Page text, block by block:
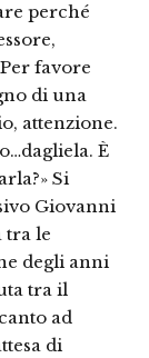
perché
favore
di una
attenzione.
È
Si
Giovanni
tra le
degli anni
tra il
ad
di